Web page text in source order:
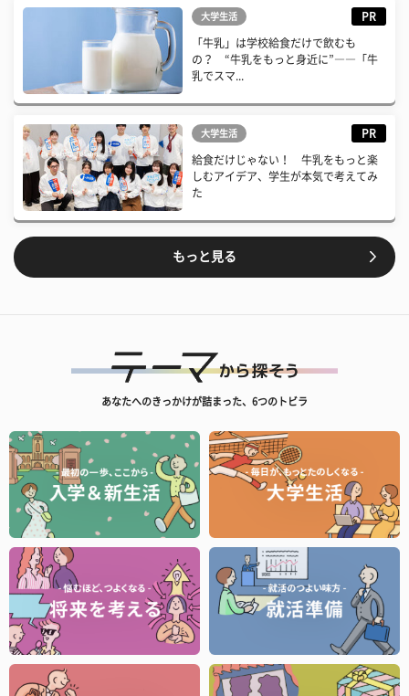
大学生活 PR
「牛乳」は学校給食だけで飲むも
の？ “牛乳をもっと身近に”――「牛
乳でスマ...
大学生活 PR
給食だけじゃない！ 牛乳をもっと楽
しむアイデア、学生が本気で考えてみ
た
もっと見る
あなたへのきっかけが詰まった、6つのトビラ